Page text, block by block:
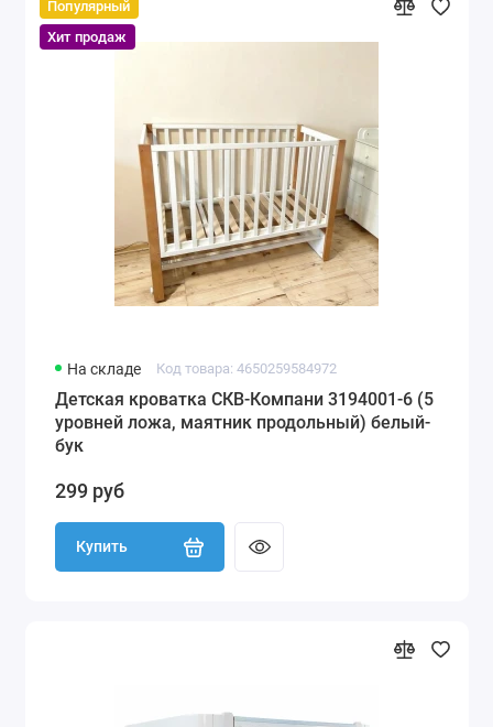
Популярный
Хит продаж
На складе Код товара: 4650259584972
Детская кроватка СКВ-Компани 3194001-6 (5
уровней ложа, маятник продольный) белый-
бук
299 руб
Купить